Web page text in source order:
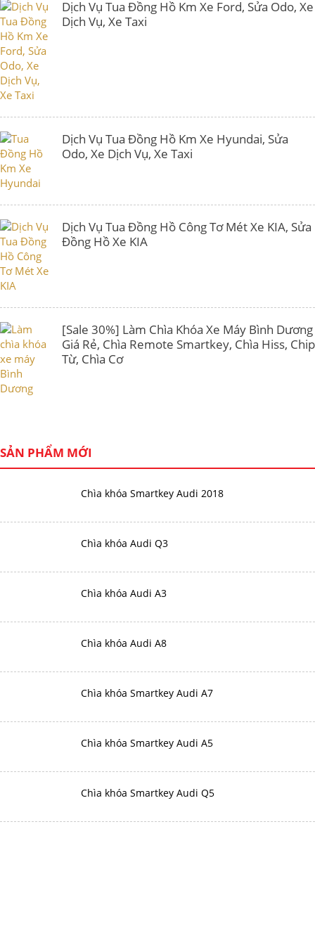
Dịch Vụ Tua Đồng Hồ Km Xe Ford, Sửa Odo, Xe
Dịch Vụ, Xe Taxi
Dịch Vụ Tua Đồng Hồ Km Xe Hyundai, Sửa
Odo, Xe Dịch Vụ, Xe Taxi
Dịch Vụ Tua Đồng Hồ Công Tơ Mét Xe KIA, Sửa
Đồng Hồ Xe KIA
[Sale 30%] Làm Chìa Khóa Xe Máy Bình Dương
Giá Rẻ, Chìa Remote Smartkey, Chìa Hiss, Chip
Từ, Chìa Cơ
SẢN PHẨM MỚI
Chìa khóa Smartkey Audi 2018
Chìa khóa Audi Q3
Chìa khóa Audi A3
Chìa khóa Audi A8
Chìa khóa Smartkey Audi A7
Chìa khóa Smartkey Audi A5
Chìa khóa Smartkey Audi Q5